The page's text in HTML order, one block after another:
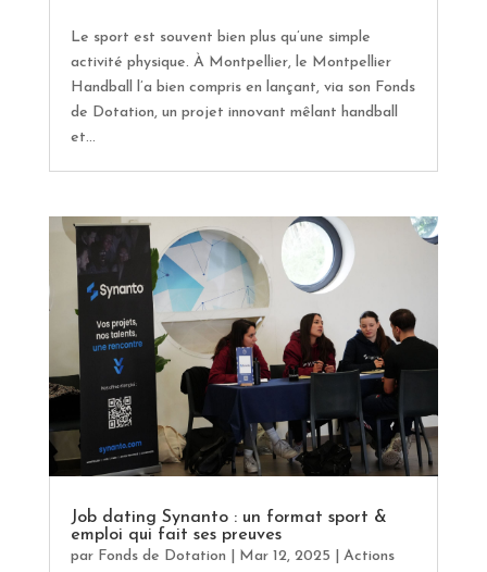
Le sport est souvent bien plus qu’une simple
activité physique. À Montpellier, le Montpellier
Handball l’a bien compris en lançant, via son Fonds
de Dotation, un projet innovant mêlant handball
et...
Job dating Synanto : un format sport &
emploi qui fait ses preuves
par Fonds de Dotation Mar 12, 2025
Actions